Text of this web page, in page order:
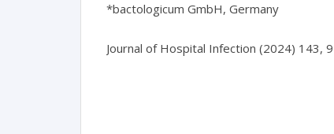
*bactologicum GmbH, Germany
Journal of Hospital Infection (2024) 143,